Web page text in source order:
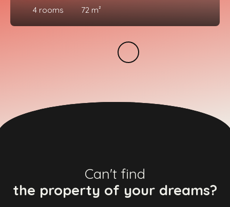
4 rooms 72 m²
Can't find
the property of your dreams?